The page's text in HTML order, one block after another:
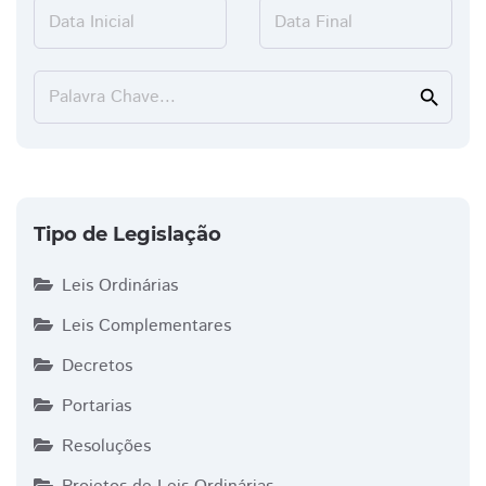
Data Inicial Data Final
Palavra Chave... search
Tipo de Legislação
Leis Ordinárias
Leis Complementares
Decretos
Portarias
Resoluções